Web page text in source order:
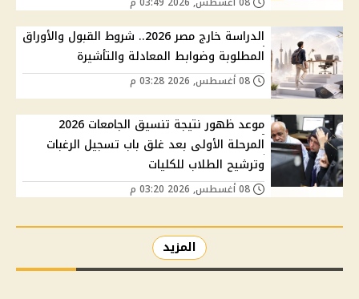
الدراسة خارج مصر 2026.. شروط القبول والأوراق
المطلوبة وضوابط المعادلة والتأشيرة
موعد ظهور نتيجة تنسيق الجامعات 2026
المرحلة الأولى بعد غلق باب تسجيل الرغبات
وترشيح الطلاب للكليات
المزيد